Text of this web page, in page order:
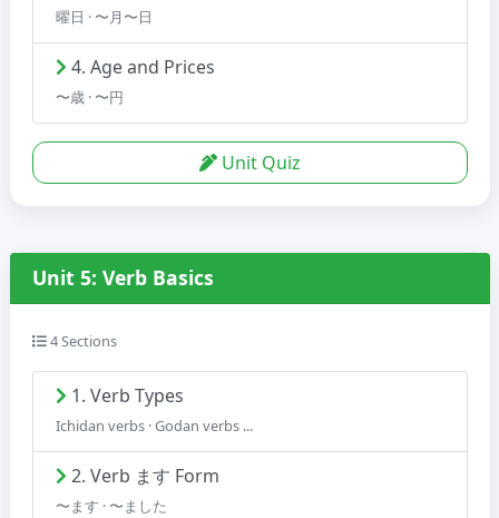
曜日 · 〜月〜日
4. Age and Prices
〜歳 · 〜円
Unit Quiz
Unit 5: Verb Basics
4 Sections
1. Verb Types
Ichidan verbs · Godan verbs ...
2. Verb ます Form
〜ます · 〜ました